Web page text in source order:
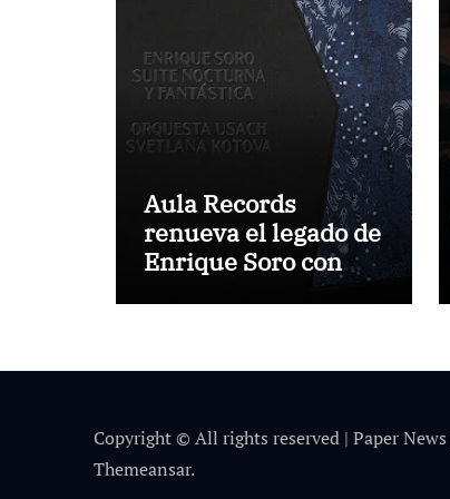
Aula Records
renueva el legado de
Enrique Soro con
“Suite nocturna y
Copyright © All rights reserved | Paper News
Themeansar.